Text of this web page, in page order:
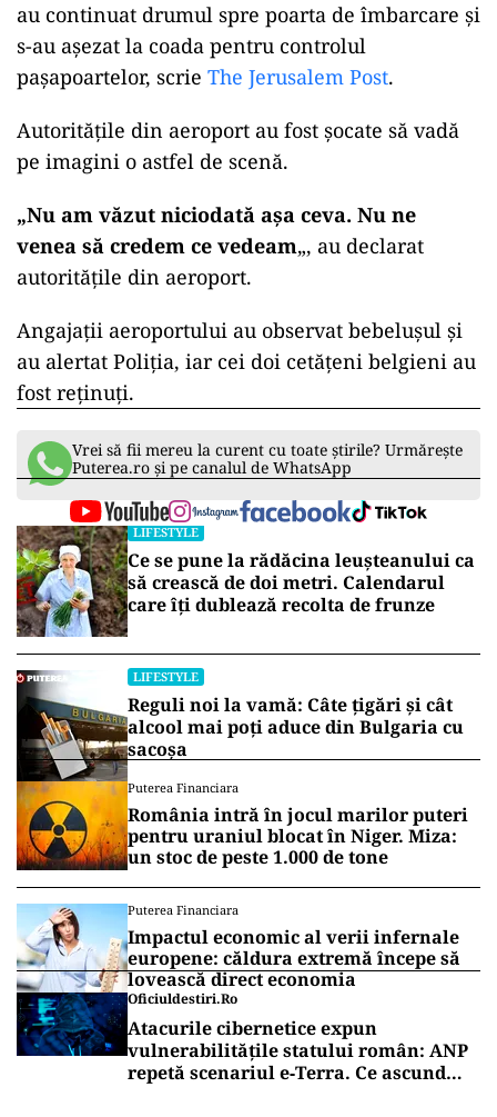
au continuat drumul spre poarta de îmbarcare și
s-au așezat la coada pentru controlul
pașapoartelor, scrie The Jerusalem Post.
Autoritățile din aeroport au fost șocate să vadă
pe imagini o astfel de scenă.
„Nu am văzut niciodată așa ceva. Nu ne
venea să credem ce vedeam„, au declarat
autoritățile din aeroport.
Angajații aeroportului au observat bebelușul și
au alertat Poliția, iar cei doi cetățeni belgieni au
fost reținuți.
Vrei să fii mereu la curent cu toate știrile? Urmărește
Puterea.ro și pe canalul de WhatsApp
LIFESTYLE
Ce se pune la rădăcina leușteanului ca
să crească de doi metri. Calendarul
care îți dublează recolta de frunze
LIFESTYLE
Reguli noi la vamă: Câte țigări și cât
alcool mai poți aduce din Bulgaria cu
sacoșa
Puterea Financiara
România intră în jocul marilor puteri
pentru uraniul blocat în Niger. Miza:
un stoc de peste 1.000 de tone
Puterea Financiara
Impactul economic al verii infernale
europene: căldura extremă începe să
lovească direct economia
Oficiuldestiri.ro
Atacurile cibernetice expun
vulnerabilitățile statului român: ANP
repetă scenariul e‑Terra. Ce ascund